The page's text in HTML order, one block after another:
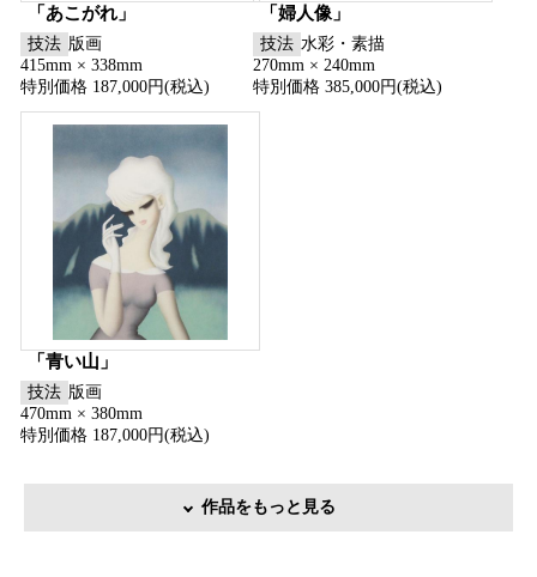
「あこがれ」
技法 版画
415mm × 338mm
特別価格 187,000円(税込)
「婦人像」
技法 水彩・素描
270mm × 240mm
特別価格 385,000円(税込)
「青い山」
技法 版画
470mm × 380mm
特別価格 187,000円(税込)
作品をもっと見る